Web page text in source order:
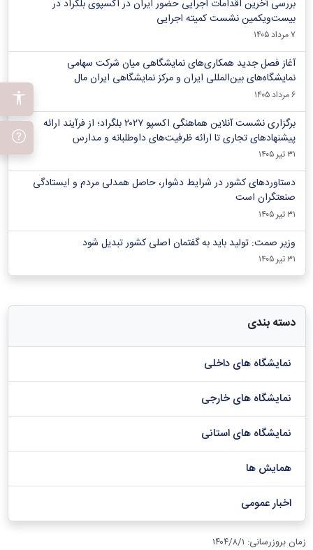
بررسی آخرین اقدامات اجرایی حضور ایران در اکسپوی بلگراد در
بیست‌ویکمین نشست کمیته اجرایی
۷ مرداد ۱۴۰۵
آغاز فصل جدید همکاری‌های نمایشگاهی میان شرکت سهامی
نمایشگاه‌های بین‌المللی ایران و مرکز نمایشگاهی ایران‌ مال
۶ مرداد ۱۴۰۵
برگزاری نشست آنلاین هماهنگی اکسپو ۲۰۲۷ بلگراد؛ از فرآیند ارائه
پیشنهادهای تجاری تا ارائه ظرفیت‌های داوطلبانه و مدارس
۳۱ تیر ۱۴۰۵
دستاوردهای کشور در شرایط دشوار، حاصل همدلی مردم و ایستادگی
صنعتگران است
۳۱ تیر ۱۴۰۵
وزیر صمت: تولید باید به گفتمان اصلی کشور تبدیل شود
۳۱ تیر ۱۴۰۵
دسته بندی
نمایشگاه های داخلی
نمایشگاه های خارجی
نمایشگاه های استانی
همایش ها
اخبار عمومی
زمان بروزرسانی: ۱۴۰۴/۸/۱